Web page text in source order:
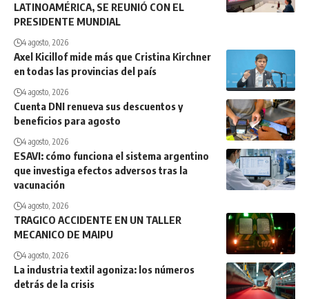
LATINOAMÉRICA, SE REUNIÓ CON EL
PRESIDENTE MUNDIAL
4 agosto, 2026
Axel Kicillof mide más que Cristina Kirchner
en todas las provincias del país
4 agosto, 2026
Cuenta DNI renueva sus descuentos y
beneficios para agosto
4 agosto, 2026
ESAVI: cómo funciona el sistema argentino
que investiga efectos adversos tras la
vacunación
4 agosto, 2026
TRAGICO ACCIDENTE EN UN TALLER
MECANICO DE MAIPU
4 agosto, 2026
La industria textil agoniza: los números
detrás de la crisis